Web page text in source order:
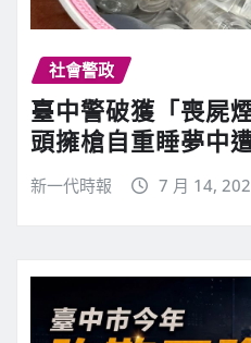
社會警政
臺中警破獲「喪屍
頭擁槍自重睡夢中
新一代時報 7 月 14,